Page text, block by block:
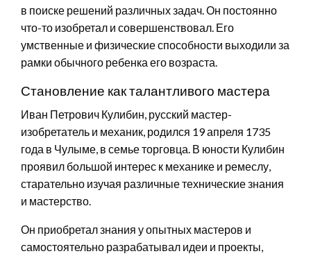
в поиске решений различных задач. Он постоянно
что-то изобретал и совершенствовал. Его
умственные и физические способности выходили за
рамки обычного ребенка его возраста.
Становление как талантливого мастера
Иван Петрович Кулибин, русский мастер-
изобретатель и механик, родился 19 апреля 1735
года в Чулыме, в семье торговца. В юности Кулибин
проявил большой интерес к механике и ремеслу,
старательно изучая различные технические знания
и мастерство.
Он приобретал знания у опытных мастеров и
самостоятельно разрабатывал идеи и проекты,